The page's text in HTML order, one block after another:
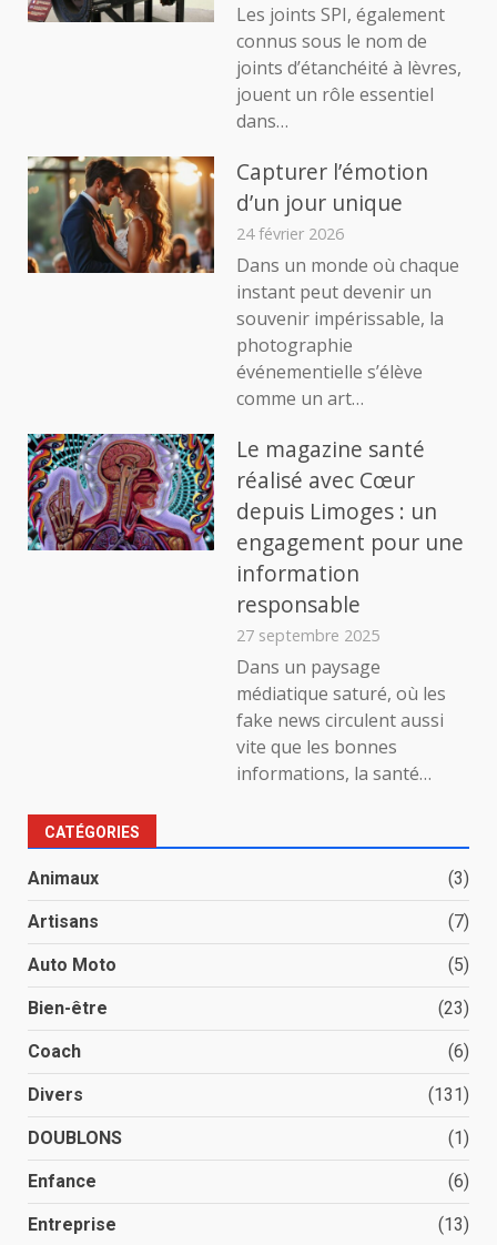
Les joints SPI, également
connus sous le nom de
joints d’étanchéité à lèvres,
jouent un rôle essentiel
dans…
Capturer l’émotion
d’un jour unique
24 février 2026
Dans un monde où chaque
instant peut devenir un
souvenir impérissable, la
photographie
événementielle s’élève
comme un art…
Le magazine santé
réalisé avec Cœur
depuis Limoges : un
engagement pour une
information
responsable
27 septembre 2025
Dans un paysage
médiatique saturé, où les
fake news circulent aussi
vite que les bonnes
informations, la santé…
CATÉGORIES
Animaux (3)
Artisans (7)
Auto Moto (5)
Bien-être (23)
Coach (6)
Divers (131)
DOUBLONS (1)
Enfance (6)
Entreprise (13)